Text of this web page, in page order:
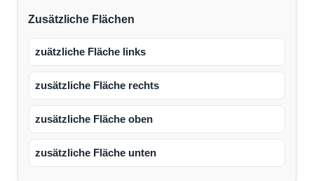
Zusätzliche Flächen
zuätzliche Fläche links
zusätzliche Fläche rechts
zusätzliche Fläche oben
zusätzliche Fläche unten